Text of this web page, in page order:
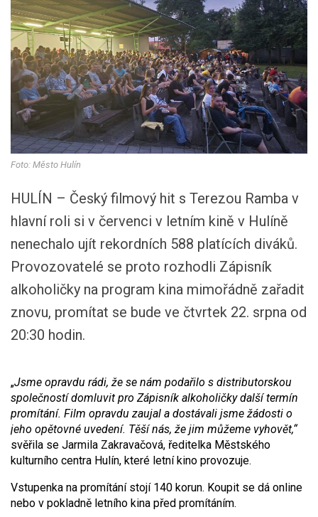
Foto: Město Hulín
HULÍN – Český filmový hit s Terezou Ramba v
hlavní roli si v červenci v letním kině v Hulíně
nenechalo ujít rekordních 588 platících diváků.
Provozovatelé se proto rozhodli Zápisník
alkoholičky na program kina mimořádně zařadit
znovu, promítat se bude ve čtvrtek 22. srpna od
20:30 hodin.
„Jsme opravdu rádi, že se nám podařilo s distributorskou
společností domluvit pro Zápisník alkoholičky další termín
promítání. Film opravdu zaujal a dostávali jsme žádosti o
jeho opětovné uvedení. Těší nás, že jim můžeme vyhovět,“
svěřila se Jarmila Zakravačová, ředitelka Městského
kulturního centra Hulín, které letní kino provozuje.
Vstupenka na promítání stojí 140 korun. Koupit se dá online
nebo v pokladně letního kina před promítáním.